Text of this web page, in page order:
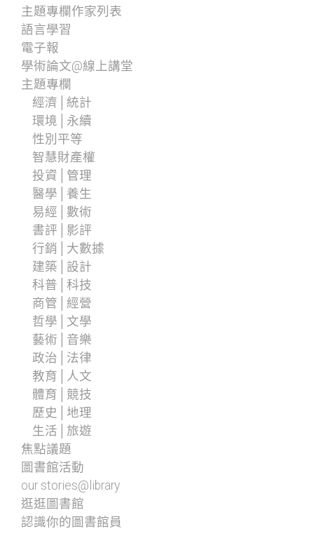
主題專欄作家列表
語言學習
電子報
學術論文@線上講堂
主題專欄
經濟│統計
環境│永續
性別平等
智慧財產權
投資│管理
醫學│養生
易經│數術
書評│影評
行銷│大數據
建築│設計
科普│科技
商管│經營
哲學│文學
藝術│音樂
政治│法律
教育│人文
體育│競技
歷史│地理
生活│旅遊
焦點議題
圖書館活動
our stories@library
逛逛圖書館
認識你的圖書館員